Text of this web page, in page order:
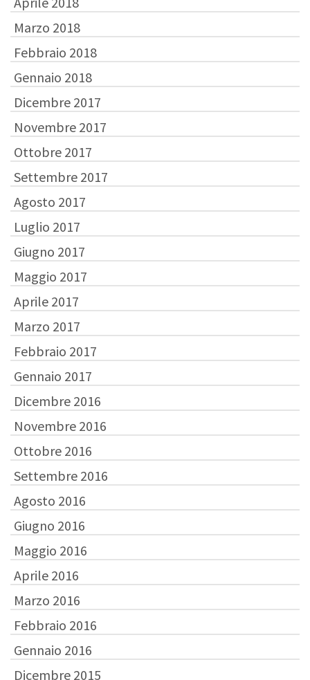
Marzo 2018
Febbraio 2018
Gennaio 2018
Dicembre 2017
Novembre 2017
Ottobre 2017
Settembre 2017
Agosto 2017
Luglio 2017
Giugno 2017
Maggio 2017
Aprile 2017
Marzo 2017
Febbraio 2017
Gennaio 2017
Dicembre 2016
Novembre 2016
Ottobre 2016
Settembre 2016
Agosto 2016
Giugno 2016
Maggio 2016
Aprile 2016
Marzo 2016
Febbraio 2016
Gennaio 2016
Dicembre 2015